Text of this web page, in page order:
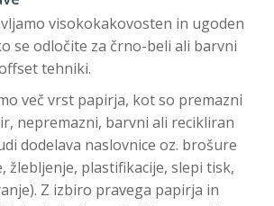
visokokakovosten in ugoden
se odločite za črno-beli ali barvni
tehniki.
več vrst papirja, kot so premazni
nepremazni, barvni ali recikliran
dodelava naslovnice oz. brošure
žlebljenje, plastifikacije, slepi tisk,
Z izbiro pravega papirja in